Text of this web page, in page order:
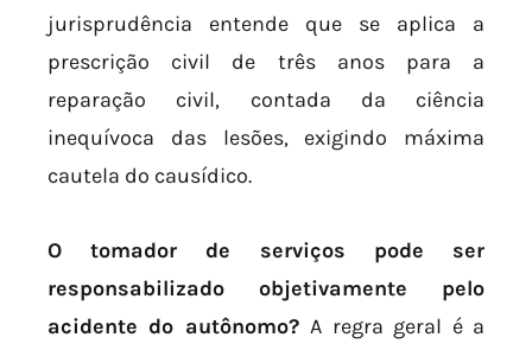
jurisprudência entende que se aplica a
prescrição civil de três anos para a
reparação civil, contada da ciência
inequívoca das lesões, exigindo máxima
cautela do causídico.
O tomador de serviços pode ser
responsabilizado objetivamente pelo
acidente do autônomo?A regra geral é a